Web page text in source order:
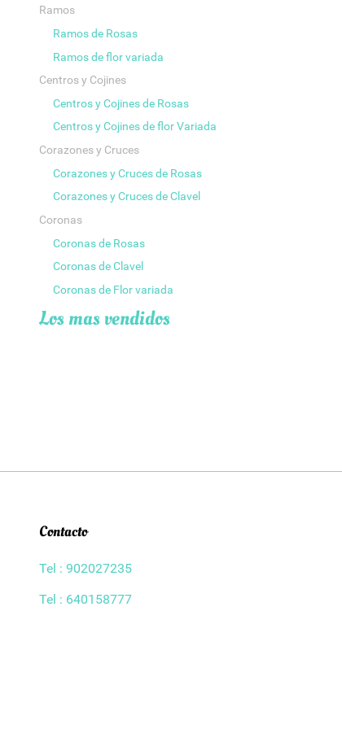
Ramos
Ramos de Rosas
Ramos de flor variada
Centros y Cojines
Centros y Cojines de Rosas
Centros y Cojines de flor Variada
Corazones y Cruces
Corazones y Cruces de Rosas
Corazones y Cruces de Clavel
Coronas
Coronas de Rosas
Coronas de Clavel
Coronas de Flor variada
Los mas vendidos
Contacto
Tel : 902027235
Tel : 640158777